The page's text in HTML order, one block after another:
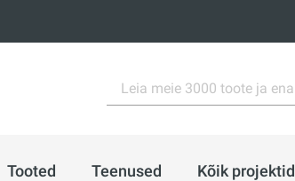
Tooted Teenused Kõik projektid